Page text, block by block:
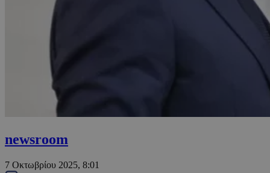
newsroom
7 Οκτωβρίου 2025, 8:01